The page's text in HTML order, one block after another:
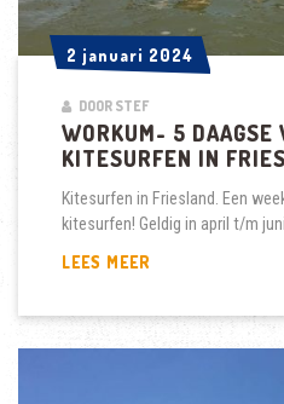
2 januari 2024
2 januari 2024
DOOR STEF
WORKUM- 5 DAAGSE
KITESURFEN IN
Kitesurfen in Friesland. Een
kitesurfen! Geldig in april t/m
LEES MEER
VAKANTIE
KITESURFEN